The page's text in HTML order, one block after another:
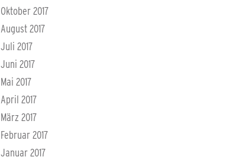
Oktober 2017
August 2017
Juli 2017
Juni 2017
Mai 2017
April 2017
März 2017
Februar 2017
Januar 2017